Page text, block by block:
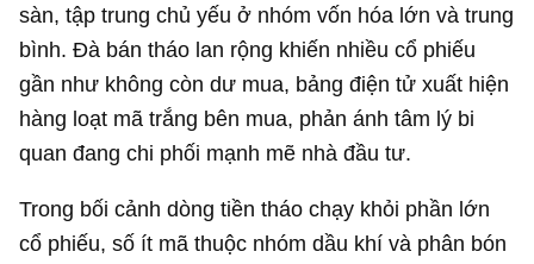
sàn, tập trung chủ yếu ở nhóm vốn hóa lớn và trung
bình. Đà bán tháo lan rộng khiến nhiều cổ phiếu
gần như không còn dư mua, bảng điện tử xuất hiện
hàng loạt mã trắng bên mua, phản ánh tâm lý bi
quan đang chi phối mạnh mẽ nhà đầu tư.
Trong bối cảnh dòng tiền tháo chạy khỏi phần lớn
cổ phiếu, số ít mã thuộc nhóm dầu khí và phân bón